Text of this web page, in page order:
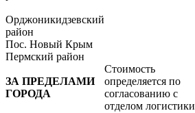
Орджоникидзевский
район
Пос. Новый Крым
Пермский район
ЗА ПРЕДЕЛАМИ
ГОРОДА
Стоимость
определяется по
согласованию с
отделом логистики